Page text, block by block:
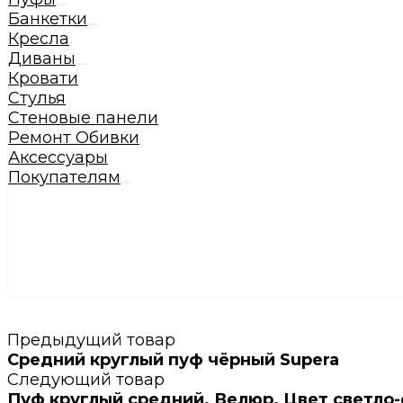
Банкетки
Кресла
Диваны
Кровати
Стулья
Стеновые панели
Ремонт Обивки
Аксессуары
Покупателям
Предыдущий товар
Средний круглый пуф чёрный Supera
Следующий товар